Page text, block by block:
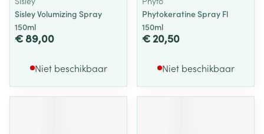
Sisley Volumizing Spray
150ml
€ 89,00
Niet beschikbaar
Phytokeratine Spray Fl
150ml
€ 20,50
Niet beschikbaar